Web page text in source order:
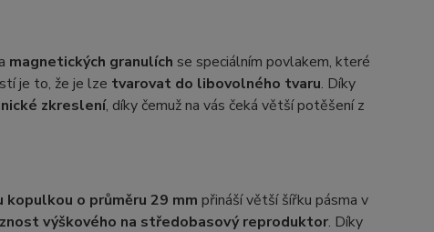
magnetických granulích se speciálním povlakem, které
je to, že je lze tvarovat do libovolného tvaru. Díky
zkreslení, díky čemuž na vás čeká větší potěšení z
o průměru 29 mm přináší větší šířku pásma v
výškového na středobasový reproduktor. Díky